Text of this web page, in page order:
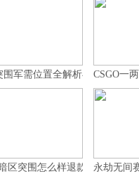
围军需位置全解析与实战思路
CSGO一
区突围怎么样退款 永劫无间